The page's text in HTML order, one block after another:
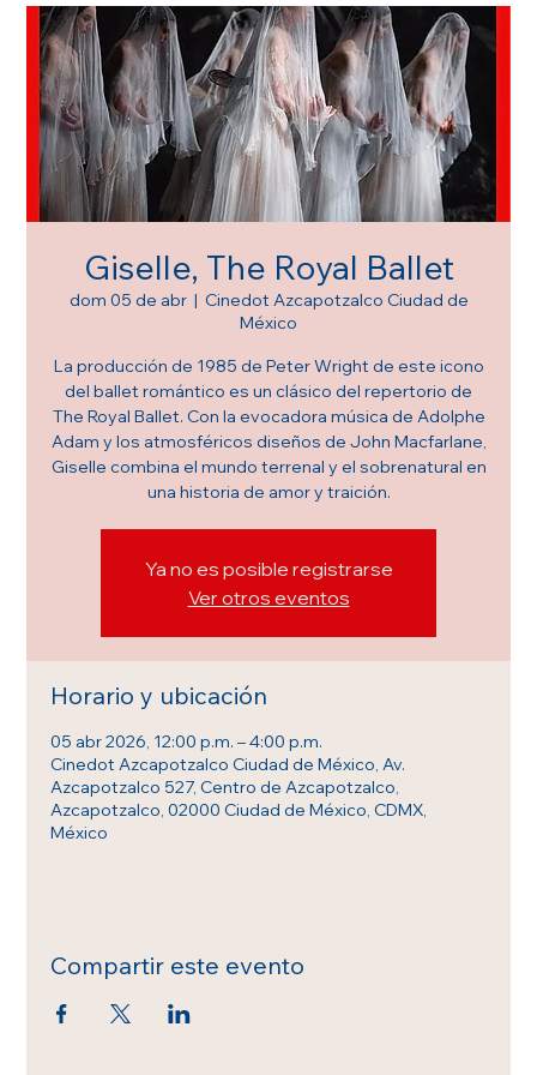
Giselle, The Royal Ballet
dom 05 de abr
  |
Cinedot Azcapotzalco Ciudad de
México
La producción de 1985 de Peter Wright de este icono
del ballet romántico es un clásico del repertorio de
The Royal Ballet. Con la evocadora música de Adolphe
Adam y los atmosféricos diseños de John Macfarlane,
Giselle combina el mundo terrenal y el sobrenatural en
una historia de amor y traición.
Ya no es posible registrarse
Ver otros eventos
Horario y ubicación
05 abr 2026, 12:00 p.m. – 4:00 p.m.
Cinedot Azcapotzalco Ciudad de México, Av.
Azcapotzalco 527, Centro de Azcapotzalco,
Azcapotzalco, 02000 Ciudad de México, CDMX,
México
Compartir este evento